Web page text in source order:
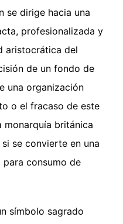
se dirige hacia una
profesionalizada y
aristocrática del
de un fondo de
una organización
o el fracaso de este
monarquía británica
se convierte en una
consumo de
símbolo sagrado